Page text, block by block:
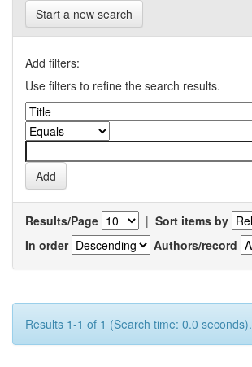
Start a new search
Add filters:
Use filters to refine the search results.
Results/Page | Sort items by
In order
Authors/record
Results 1-1 of 1 (Search time: 0.0 seconds).